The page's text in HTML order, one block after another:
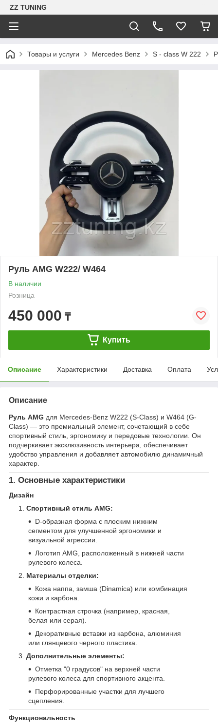
ZZ TUNING
Товары и услуги Mercedes Benz S - class W 222
Руль AMG W222/ W464
В наличии
Розница
450 000 ₸
Купить
Описание Характеристики Доставка Оплата
Описание
Руль AMG для Mercedes-Benz W222 (S-Class) и W464 (G-
Class) — это премиальный элемент, сочетающий в себе
спортивный стиль, эргономику и передовые технологии. Он
подчеркивает эксклюзивность интерьера, обеспечивает
удобство управления и добавляет автомобилю динамичный
характер.
1. Основные характеристики
Дизайн
Спортивный стиль AMG:
D-образная форма с плоским нижним
сегментом для улучшенной эргономики и
визуальной агрессии.
Логотип AMG, расположенный в нижней части
рулевого колеса.
Материалы отделки:
Кожа наппа, замша (Dinamica) или комбинация
кожи и карбона.
Контрастная строчка (например, красная,
белая или серая).
Декоративные вставки из карбона, алюминия
или глянцевого черного пластика.
Дополнительные элементы:
Отметка "0 градусов" на верхней части
рулевого колеса для спортивного акцента.
Перфорированные участки для лучшего
сцепления.
Функциональность